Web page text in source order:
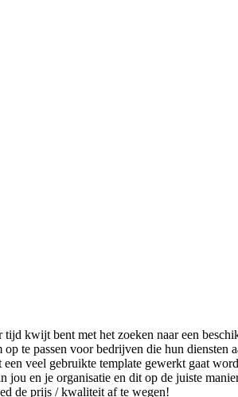
kwijt bent met het zoeken naar een
te passen voor bedrijven die hun
veel gebruikte template gewerkt gaat
en je organisatie en dit op de juiste
de prijs / kwaliteit af te wegen!